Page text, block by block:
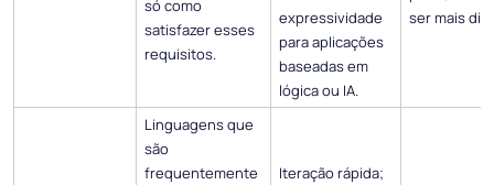
só como
satisfazer esses
requisitos.
expressividade
para aplicações
baseadas em
lógica ou IA.
ser mais
Linguagens que
são
frequentemente
Iteração rápida;